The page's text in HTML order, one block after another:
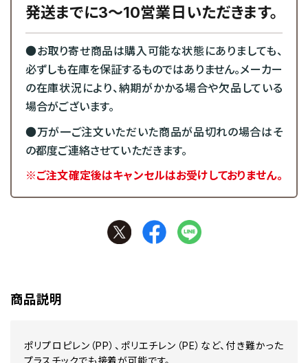
発送までに3～10営業日いただきます。
●お取り寄せ商品は購入可能な状態にありましても、
必ずしも在庫を保証するものではありません。メーカー
の在庫状況により、納期がかかる場合や欠品している
場合がございます。
●万が一ご注文いただいた商品が品切れの場合はそ
の都度ご連絡させていただきます。
※ご注文確定後はキャンセルはお受けしておりません。
商品説明
ポリプロピレン（PP）、ポリエチレン（PE）など、付き難かった